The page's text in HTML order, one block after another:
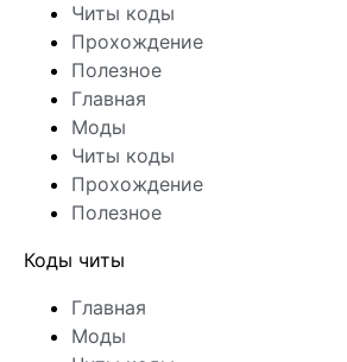
Читы коды
Прохождение
Полезное
Главная
Моды
Читы коды
Прохождение
Полезное
Коды читы
Главная
Моды